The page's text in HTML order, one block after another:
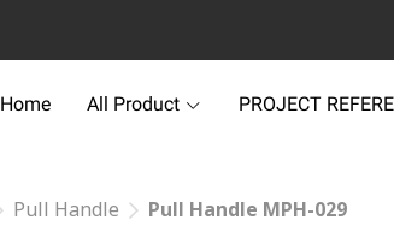
Home All Product PROJECT
Pull Handle Pull Handle MPH-029